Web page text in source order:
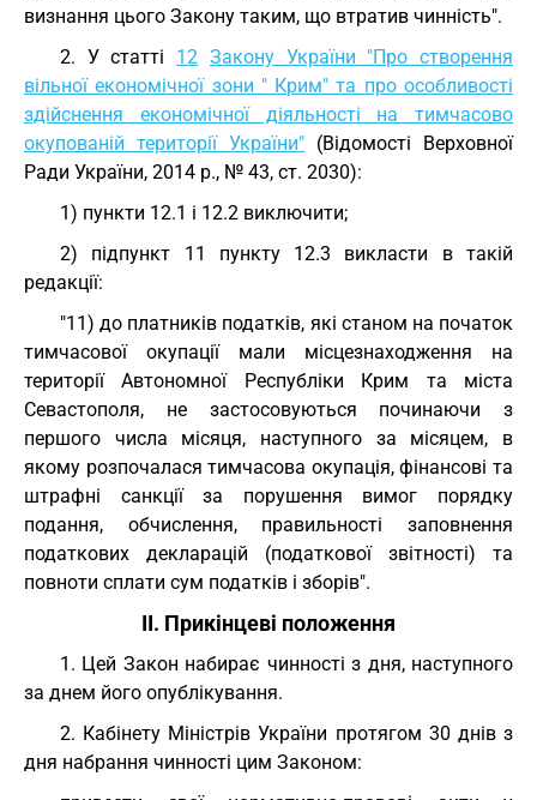
визнання цього Закону таким, що втратив чинність".
2. У статті 12 Закону України "Про створення
вільної економічної зони " Крим" та про особливості
здійснення економічної діяльності на тимчасово
окупованій території України" (Відомості Верховної
Ради України, 2014 р., № 43, ст. 2030):
1) пункти 12.1 і 12.2 виключити;
2) підпункт 11 пункту 12.3 викласти в такій
редакції:
"11) до платників податків, які станом на початок
тимчасової окупації мали місцезнаходження на
території Автономної Республіки Крим та міста
Севастополя, не застосовуються починаючи з
першого числа місяця, наступного за місяцем, в
якому розпочалася тимчасова окупація, фінансові та
штрафні санкції за порушення вимог порядку
подання, обчислення, правильності заповнення
податкових декларацій (податкової звітності) та
повноти сплати сум податків і зборів".
II. Прикінцеві положення
1. Цей Закон набирає чинності з дня, наступного
за днем його опублікування.
2. Кабінету Міністрів України протягом 30 днів з
дня набрання чинності цим Законом: